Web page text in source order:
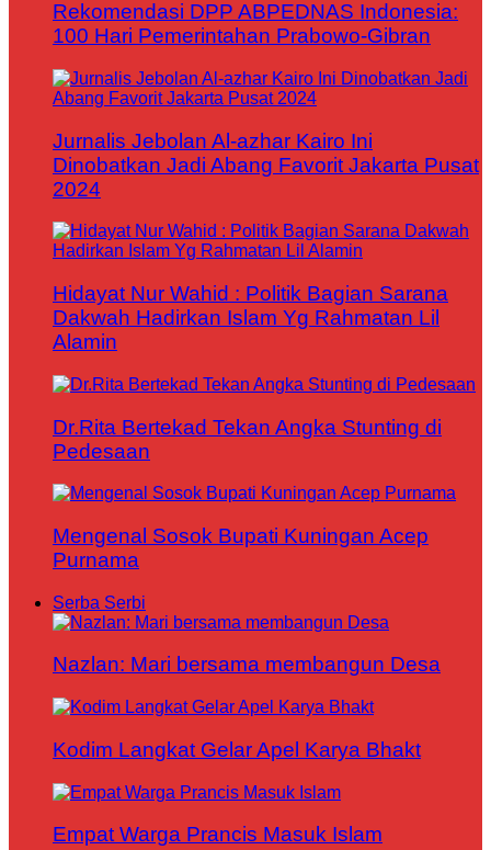
Rekomendasi DPP ABPEDNAS Indonesia:
100 Hari Pemerintahan Prabowo-Gibran
Jurnalis Jebolan Al-azhar Kairo Ini
Dinobatkan Jadi Abang Favorit Jakarta Pusat
2024
Hidayat Nur Wahid : Politik Bagian Sarana
Dakwah Hadirkan Islam Yg Rahmatan Lil
Alamin
Dr.Rita Bertekad Tekan Angka Stunting di
Pedesaan
Mengenal Sosok Bupati Kuningan Acep
Purnama
Serba Serbi
Nazlan: Mari bersama membangun Desa
Kodim Langkat Gelar Apel Karya Bhakt
Empat Warga Prancis Masuk Islam